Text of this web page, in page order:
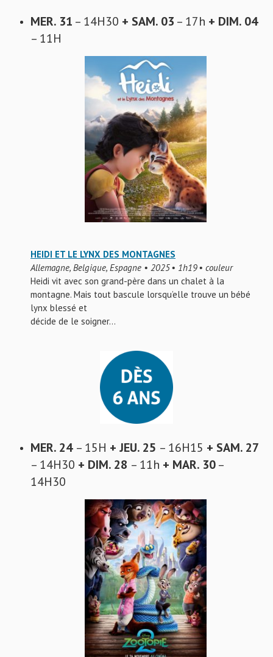
MER. 31 – 14H30 + SAM. 03 – 17h + DIM. 04
– 11H
HEIDI ET LE LYNX DES MONTAGNES
Allemagne, Belgique, Espagne • 2025 • 1h19 • couleur
Heidi vit avec son grand-père dans un chalet à la
montagne. Mais tout bascule lorsqu’elle trouve un bébé
lynx blessé et
décide de le soigner…
MER. 24 – 15H + JEU. 25 – 16H15 + SAM. 27
– 14H30 + DIM. 28 – 11h + MAR. 30–
14H30